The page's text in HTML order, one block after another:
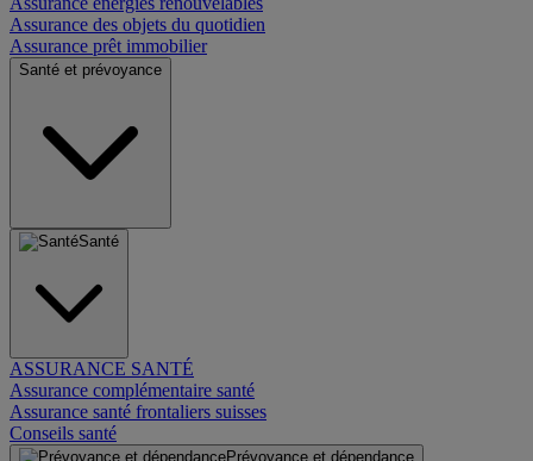
Assurance des objets du quotidien
Assurance prêt immobilier
Santé et prévoyance
Santé
ASSURANCE SANTÉ
Assurance complémentaire santé
Assurance santé frontaliers suisses
Conseils santé
Prévoyance et dépendance